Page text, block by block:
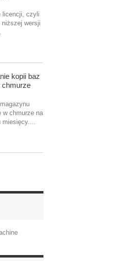
licencji, czyli
niższej wersji
kopii baz
chmurze
w chmurze na
miesięcy....